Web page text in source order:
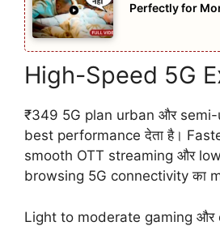
Perfectly for
High-Speed 5G
₹349 5G plan urban और
best performance देता है।
smooth OTT streaming और
browsing 5G connectivity का
Light to moderate gaming और